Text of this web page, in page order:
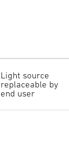
Light source
replaceable by
end user